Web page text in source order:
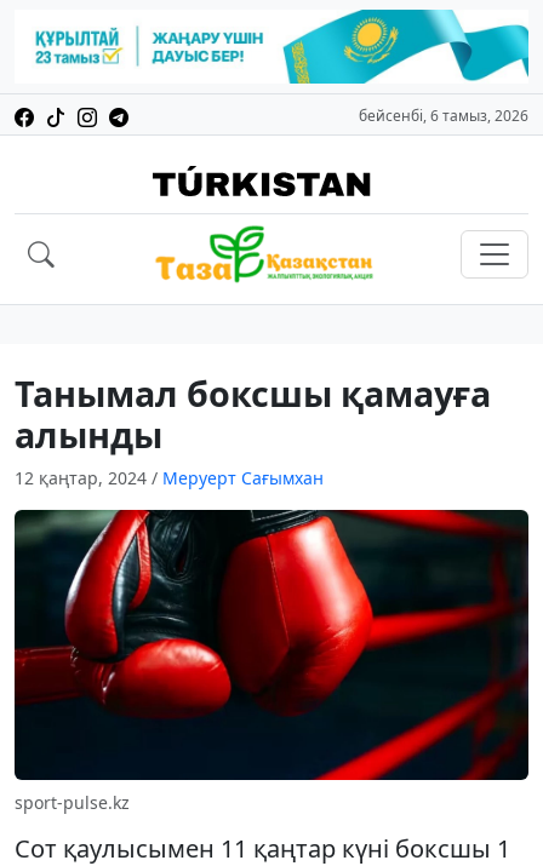
бейсенбі, 6 тамыз, 2026
Танымал боксшы қамауға
алынды
12 қаңтар, 2024 / Меруерт Сағымхан
sport-pulse.kz
Сот қаулысымен 11 қаңтар күні боксшы 1